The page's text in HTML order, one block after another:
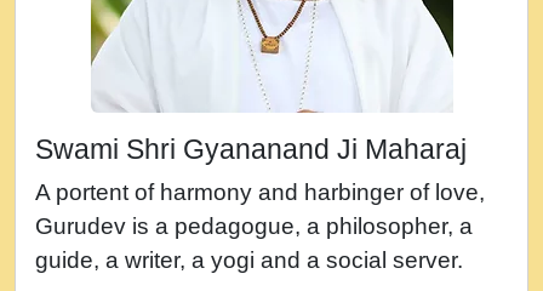
2018 - Rishikesh - Swami Gyananand Ji
Maharaj.mp3
न म गवद गपल गद फर, पयर महन न रझद फर! shri
नह भरस रह लडडल... अपन खट करम क !!!! मह दद
सहर चरण क .....mp3
बगड नसब कसन सवर तर बगर Shri ravinandan
shastri ji maharaj.mp3
Swami Shri Gyananand Ji Maharaj
A portent of harmony and harbinger of love,
Gurudev is a pedagogue, a philosopher, a
guide, a writer, a yogi and a social server.